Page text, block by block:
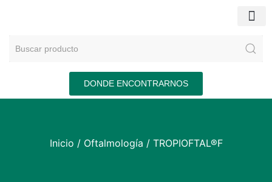
DONDE ENCONTRARNOS
Inicio / Oftalmología / TROPIOFTAL®F